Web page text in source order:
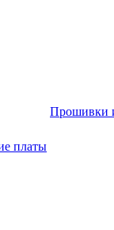
Прошивки
платы